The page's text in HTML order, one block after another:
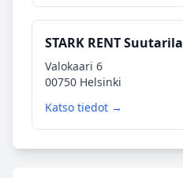
STARK RENT Suutarila
Valokaari 6
00750 Helsinki
Katso tiedot →